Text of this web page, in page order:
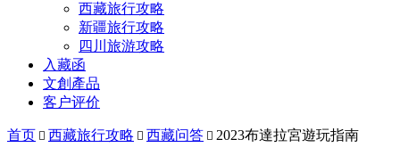
西藏旅行攻略
新疆旅行攻略
四川旅游攻略
入藏函
文創產品
客户评价
首页  西藏旅行攻略  西藏问答  2023布達拉宮遊玩指南